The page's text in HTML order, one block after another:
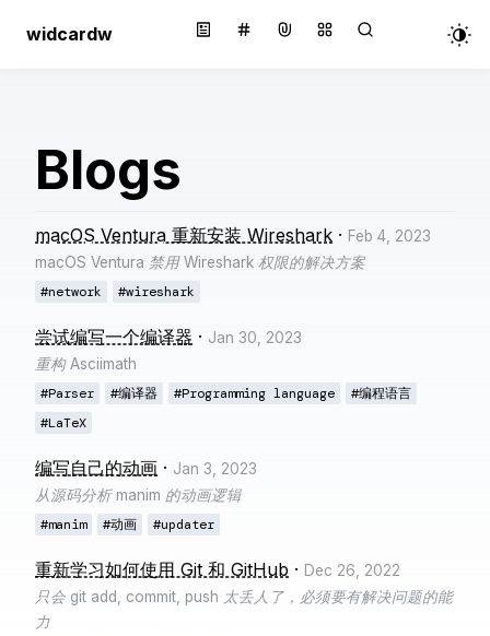
widcardw
Blogs
macOS Ventura 重新安装 Wireshark · Feb 4, 2023
macOS Ventura 禁用 Wireshark 权限的解决方案
#network
#wireshark
尝试编写一个编译器 · Jan 30, 2023
重构 Asciimath
#Parser
#编译器 #Programming language
#编程语言
#LaTeX
编写自己的动画 · Jan 3, 2023
从源码分析 manim 的动画逻辑
#manim
#动画 #updater
重新学习如何使用 Git 和 GitHub · Dec 26, 2022
只会 git add, commit, push 太丢人了，必须要有解决问题的能
力